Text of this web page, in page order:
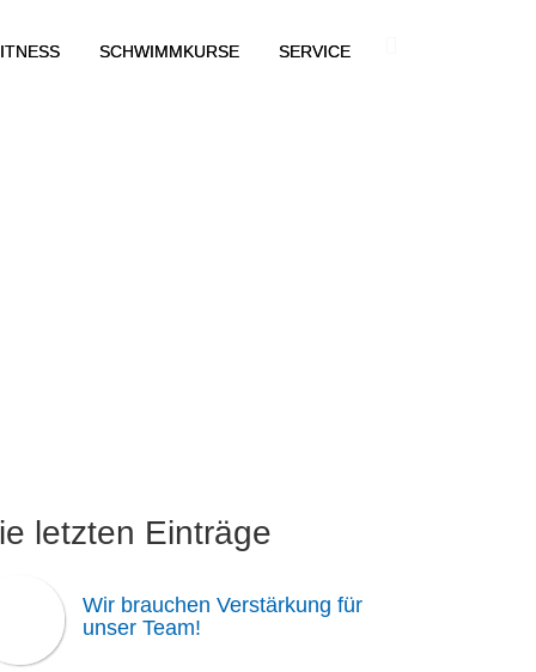
SCHWIMMKURSE SERVICE
letzten Einträge
Wir brauchen Verstärkung für
unser Team!